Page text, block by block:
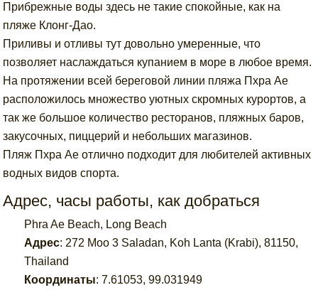
Прибрежные воды здесь не такие спокойные, как на
пляже Клонг-Дао.
Приливы и отливы тут довольно умеренные, что
позволяет наслаждаться купанием в море в любое время.
На протяжении всей береговой линии пляжа Пхра Ае
расположилось множество уютных скромных курортов, а
так же большое количество ресторанов, пляжных баров,
закусочных, пиццерий и небольших магазинов.
Пляж Пхра Ае отлично подходит для любителей активных
водных видов спорта.
Адрес, часы работы, как добраться
Phra Ae Beach, Long Beach
Адрес: 272 Moo 3 Saladan, Koh Lanta (Krabi), 81150,
Thailand
Координаты: 7.61053,99.031949